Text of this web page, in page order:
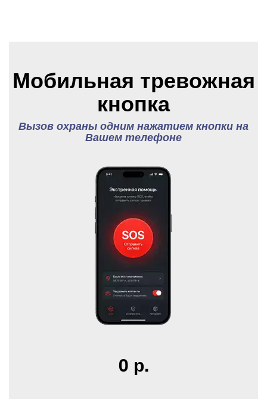
Мобильная тревожная
кнопка
Вызов охраны одним нажатием кнопки на
Вашем телефоне
0 р.